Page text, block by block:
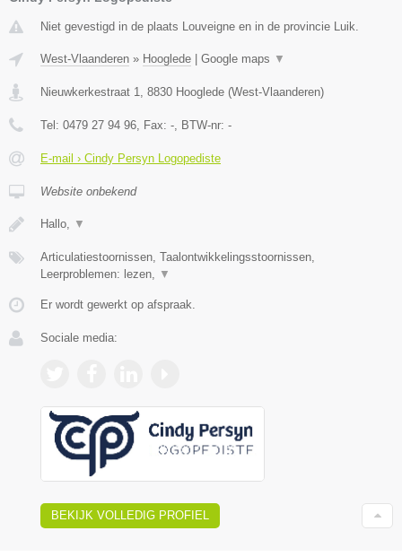
Niet gevestigd in de plaats Louveigne en in de provincie Luik.
West-Vlaanderen » Hooglede | Google maps ▼
Nieuwkerkestraat 1 8830 Hooglede (West-Vlaanderen)
Tel: 0479 27 94 96 , Fax: - , BTW-nr: -
E-mail › Cindy Persyn Logopediste
Website onbekend
Hallo, ▼
Articulatiestoornissen, Taalontwikkelingsstoornissen,
Leerproblemen: lezen,
▼
Er wordt gewerkt op afspraak.
Sociale media:
BEKIJK VOLLEDIG PROFIEL